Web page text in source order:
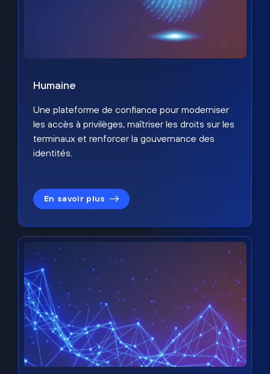
Humaine
Une plateforme de confiance pour moderniser
les accès à privilèges, maîtriser les droits sur les
terminaux et renforcer la gouvernance des
identités.
En savoir plus